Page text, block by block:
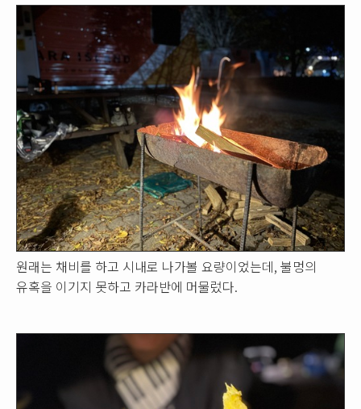
원래는 채비를 하고 시내로 나가볼 요량이었는데, 불멍의
유혹을 이기지 못하고 카라반에 머물렀다.